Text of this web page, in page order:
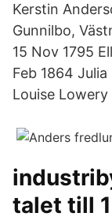
Kerstin
Gunnilbo,
15 Nov 1795
Feb 1864
Louise
talet till